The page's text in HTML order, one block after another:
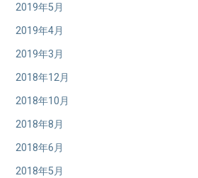
2019年5月
2019年4月
2019年3月
2018年12月
2018年10月
2018年8月
2018年6月
2018年5月